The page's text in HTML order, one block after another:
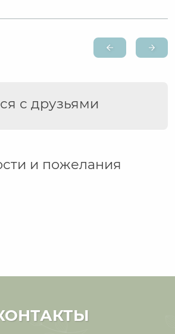
с друзьями
и пожелания